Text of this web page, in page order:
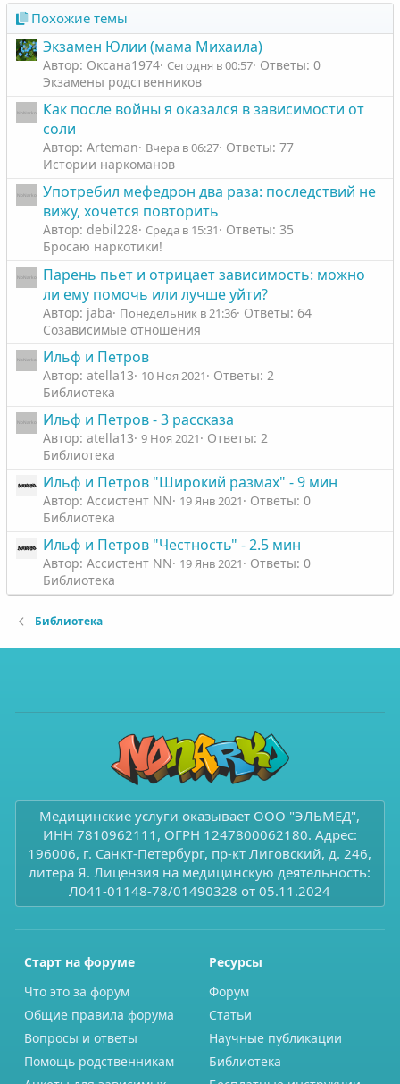
Похожие темы
Экзамен Юлии (мама Михаила)
Автор: Оксана1974 Сегодня в 00:57 Ответы: 0
Экзамены родственников
Как после войны я оказался в зависимости от
соли
Автор: Arteman Вчера в 06:27 Ответы: 77
Истории наркоманов
Употребил мефедрон два раза: последствий не
вижу, хочется повторить
Автор: debil228 Среда в 15:31
Ответы: 35
Бросаю наркотики!
Парень пьет и отрицает зависимость: можно
ли ему помочь или лучше уйти?
Автор: jaba Понедельник в 21:36 Ответы: 64
Созависимые отношения
Ильф и Петров
Автор: atella13 10 Ноя 2021
Ответы: 2
Библиотека
Ильф и Петров - 3 рассказа
Автор: atella13 9 Ноя 2021
Ответы: 2
Библиотека
Ильф и Петров "Широкий размах" - 9 мин
Автор: Ассистент NN 19 Янв 2021
Ответы: 0
Библиотека
Ильф и Петров "Честность" - 2.5 мин
Автор: Ассистент NN 19 Янв 2021
Ответы: 0
Библиотека
Библиотека
Медицинские услуги оказывает ООО "ЭЛЬМЕД",
ИНН 7810962111, ОГРН 1247800062180. Адрес:
196006, г. Санкт-Петербург, пр-кт Лиговский, д. 246,
литера Я. Лицензия на медицинскую деятельность:
Л041-01148-78/01490328 от 05.11.2024
Старт на форуме
Что это за форум
Общие правила форума
Вопросы и ответы
Помощь родственникам
Ресурсы
Форум
Статьи
Научные публикации
Библиотека